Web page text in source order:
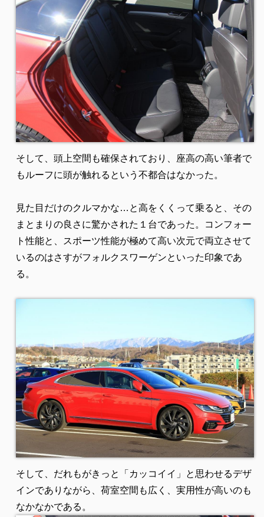
そして、頭上空間も確保されており、座高の高い筆者で
もルーフに頭が触れるという不都合はなかった。
見た目だけのクルマかな…と高をくくって乗ると、その
まとまりの良さに驚かされた１台であった。コンフォー
ト性能と、スポーツ性能が極めて高い次元で両立させて
いるのはさすがフォルクスワーゲンといった印象であ
る。
そして、だれもがきっと「カッコイイ」と思わせるデザ
インでありながら、荷室空間も広く、実用性が高いのも
なかなかである。